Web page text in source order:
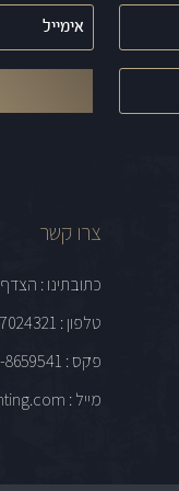
אימייל
(חובה)
צרו קשר
כתובתינו : הצדף 1, מרינה הרצליה
טלפון : 074-7024321
פקס : 09-8659541
מייל : info@swellyachting.com